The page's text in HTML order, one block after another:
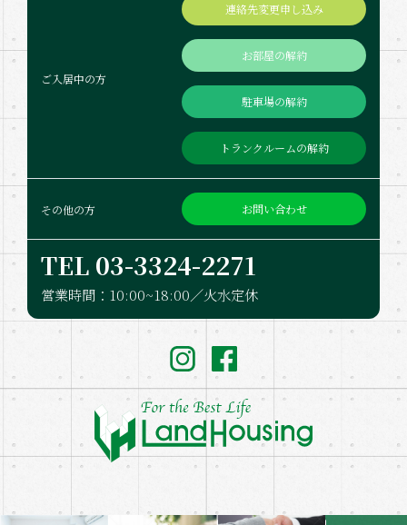
ご入居中の方
連絡先変更申し込み
お部屋の解約
駐車場の解約
トランクルームの解約
その他の方 お問い合わせ
TEL 03-332​4-2271
営業時間：10:00~18:00／火水定休